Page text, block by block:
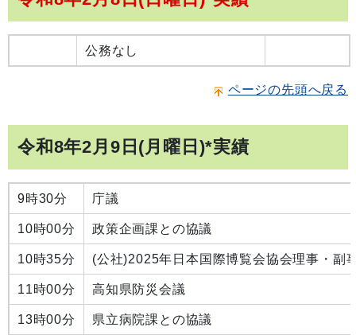
公務なし
ページの先頭へ戻る
令和8年2月9日(月曜日)*実績
9時30分 庁議
10時00分 政策企画課との協議
10時35分 (公社)2025年日本国際博覧会協会理事・副
11時00分 高知県防災会議
13時00分 県立病院課との協議